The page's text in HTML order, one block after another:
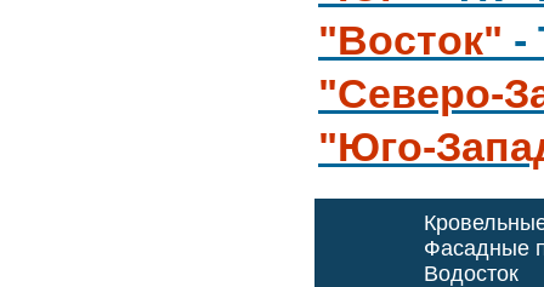
"Восток" -
"Северо-
"Юго-
Фасадные
Водосток